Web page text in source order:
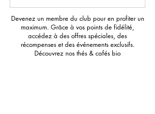
Devenez un membre du club pour en profiter un
maximum. Grâce à vos points de fidélité,
accédez à des offres spéciales, des
récompenses et des événements exclusifs.
Découvrez nos thés & cafés bio